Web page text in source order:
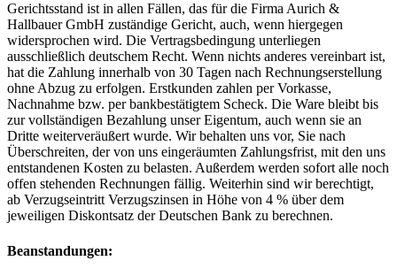
Gerichtsstand ist in allen Fällen, das für die Firma Aurich &
Hallbauer GmbH zuständige Gericht, auch, wenn hiergegen
widersprochen wird. Die Vertragsbedingung unterliegen
ausschließlich deutschem Recht. Wenn nichts anderes vereinbart ist,
hat die Zahlung innerhalb von 30 Tagen nach Rechnungserstellung
ohne Abzug zu erfolgen. Erstkunden zahlen per Vorkasse,
Nachnahme bzw. per bankbestätigtem Scheck. Die Ware bleibt bis
zur vollständigen Bezahlung unser Eigentum, auch wenn sie an
Dritte weiterveräußert wurde. Wir behalten uns vor, Sie nach
Überschreiten, der von uns eingeräumten Zahlungsfrist, mit den uns
entstandenen Kosten zu belasten. Außerdem werden sofort alle noch
offen stehenden Rechnungen fällig. Weiterhin sind wir berechtigt,
ab Verzugseintritt Verzugszinsen in Höhe von 4 % über dem
jeweiligen Diskontsatz der Deutschen Bank zu berechnen.
Beanstandungen: